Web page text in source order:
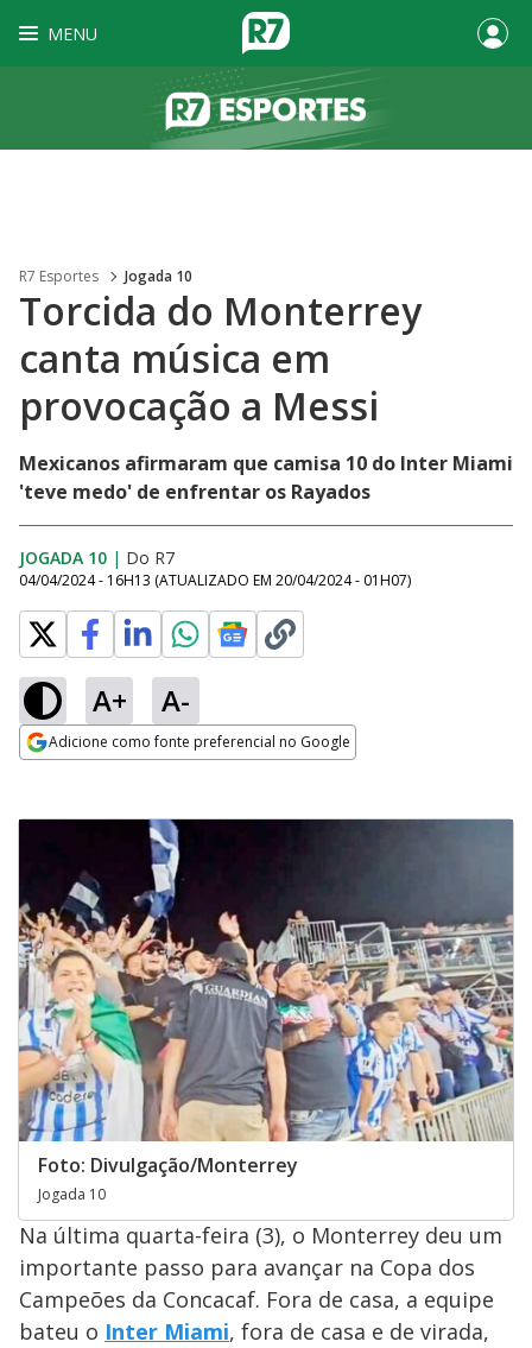
MENU
R7 Esportes Jogada 10
Torcida do Monterrey
canta música em
provocação a Messi
Mexicanos afirmaram que camisa 10 do Inter Miami
'teve medo' de enfrentar os Rayados
JOGADA 10 | Do R7
04/04/2024 - 16H13 (ATUALIZADO EM 20/04/2024 - 01H07)
A+ A-
Adicione como fonte preferencial no Google
Foto: Divulgação/Monterrey
Jogada 10
Na última quarta-feira (3), o Monterrey deu um
importante passo para avançar na Copa dos
Campeões da Concacaf. Fora de casa, a equipe
bateu o Inter Miami, fora de casa e de virada,